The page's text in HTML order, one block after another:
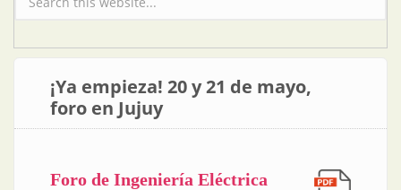
Formulario de búsqueda
¡Ya empieza! 20 y 21 de mayo,
foro en Jujuy
Foro de Ingeniería Eléctrica